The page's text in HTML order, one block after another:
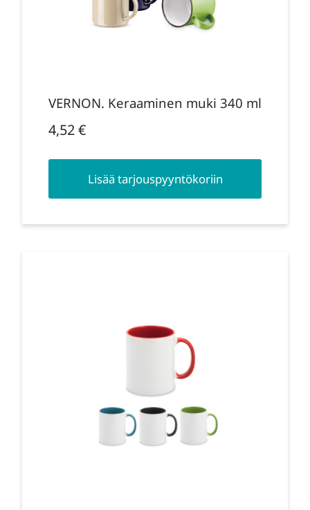
VERNON. Keraaminen muki 340 ml
4,52€
Lisää tarjouspyyntökoriin